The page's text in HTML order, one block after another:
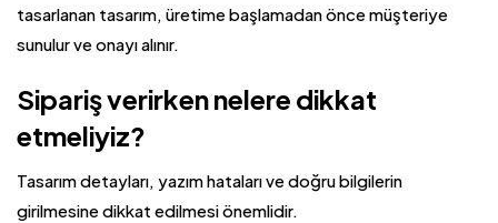
tasarlanan tasarım, üretime başlamadan önce müşteriye
sunulur ve onayı alınır.
Sipariş verirken nelere dikkat
etmeliyiz?
Tasarım detayları, yazım hataları ve doğru bilgilerin
girilmesine dikkat edilmesi önemlidir.